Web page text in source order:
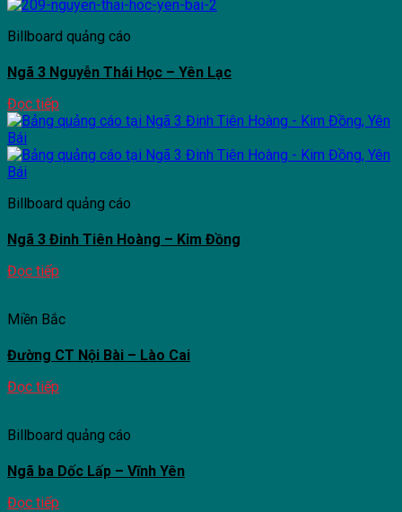
Billboard quảng cáo
Ngã 3 Nguyễn Thái Học – Yên Lạc
Đọc tiếp
Billboard quảng cáo
Ngã 3 Đinh Tiên Hoàng – Kim Đồng
Đọc tiếp
Miền Bắc
Đường CT Nội Bài – Lào Cai
Đọc tiếp
Billboard quảng cáo
Ngã ba Dốc Lấp – Vĩnh Yên
Đọc tiếp